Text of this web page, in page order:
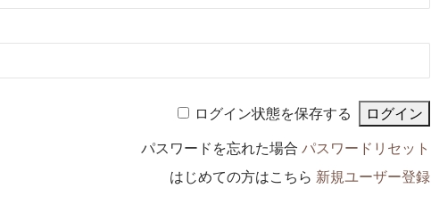
ログイン状態を保存する
パスワードを忘れた場合 パスワードリセット
はじめての方はこちら 新規ユーザー登録